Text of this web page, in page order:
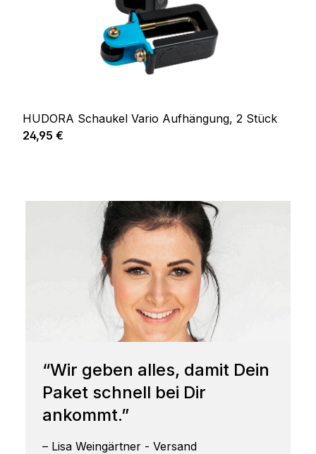
HUDORA Schaukel Vario Aufhängung, 2 Stück
Regulärer Preis:
24,95 €
“Wir geben alles, damit Dein
Paket schnell bei Dir
ankommt.”
– Lisa Weingärtner - Versand